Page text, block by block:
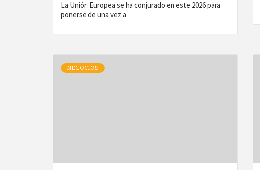
La Unión Europea se ha conjurado en este 2026 para
ponerse de una vez a
NEGOCIOS